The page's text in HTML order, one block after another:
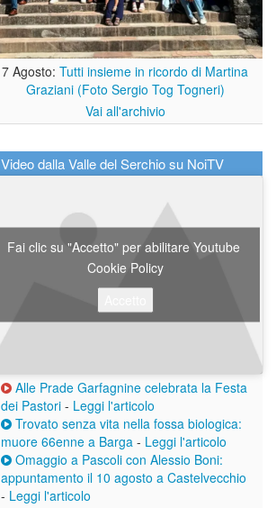
7 Agosto: Tutti insieme in ricordo di Martina
Graziani (Foto Sergio Tog Togneri)
Vai all'archivio
Video dalla Valle del Serchio su NoiTV
Fai clic su "Accetto" per abilitare Youtube
Cookie Policy
Alle Prade Garfagnine celebrata la Festa
dei Pastori - Leggi l'articolo
Trovato senza vita nella fossa biologica:
muore 66enne a Barga - Leggi l'articolo
Omaggio a Pascoli con Alessio Boni:
appuntamento il 10 agosto a Castelvecchio
- Leggi l'articolo